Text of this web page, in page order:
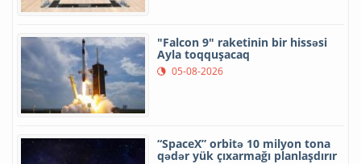
"Falcon 9" raketinin bir hissəsi
Ayla toqquşacaq
05-08-2026
“SpaceX” orbitə 10 milyon tona
qədər yük çıxarmağı planlaşdırır